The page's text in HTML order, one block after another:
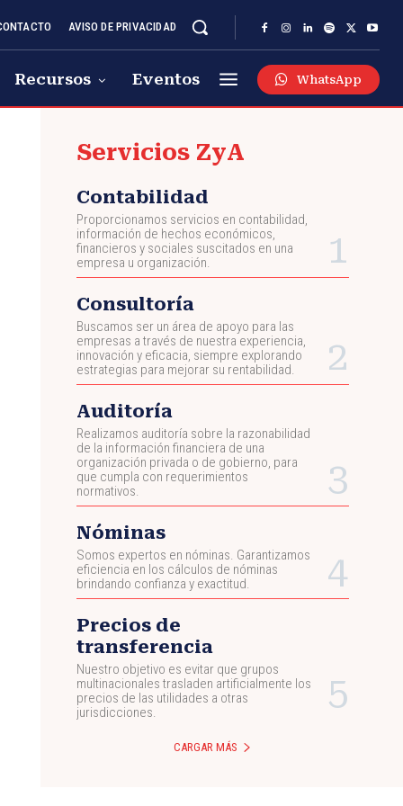
AVISO DE PRIVACIDAD
Recursos Eventos WhatsApp
Servicios ZyA
Contabilidad
Proporcionamos servicios en contabilidad,
información de hechos económicos,
financieros y sociales suscitados en una
empresa u organización.
Consultoría
Buscamos ser un área de apoyo para las
empresas a través de nuestra experiencia,
innovación y eficacia, siempre explorando
estrategias para mejorar su rentabilidad.
Auditoría
Realizamos auditoría sobre la razonabilidad
de la información financiera de una
organización privada o de gobierno, para
que cumpla con requerimientos
normativos.
Nóminas
Somos expertos en nóminas. Garantizamos
eficiencia en los cálculos de nóminas
brindando confianza y exactitud.
Precios de
transferencia
Nuestro objetivo es evitar que grupos
multinacionales trasladen artificialmente los
precios de las utilidades a otras
jurisdicciones.
CARGAR MÁS